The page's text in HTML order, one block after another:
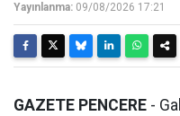
Yayınlanma: 09/08/2026 17:21
GAZETE PENCERE -